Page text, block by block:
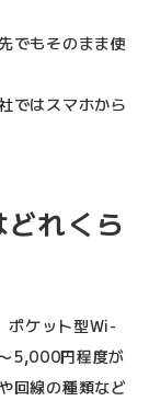
でもそのまま使
ではスマホから
れくら
ポケット型Wi-
5,000円程度が
回線の種類など